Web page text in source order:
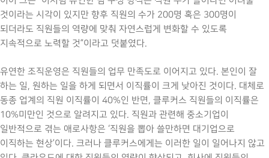
것이라는 시각이 있지만 향후 직원의 수가 200명 혹은 300명이
되더라도 직원들의 역량에 맞춰 자연스럽게 변화할 수 있도록
지속적으로 노력할 것”이라고 덧붙였다.
유연한 조직운영은 직원들의 업무 만족도로 이어지고 있다. 본인이 잘
하는 일, 원하는 일을 하게 되면서 이직률이 크게 낮아진 것이다. 대체로
동종 업계의 직원 이직률이 40%인 반면, 클루커스 직원들의 이직률은
10%미만인 것으로 알려지고 있다. 직원과 관련해 중소기업이
일반적으로 겪는 애로사항은 ‘직원을 뽑아 쓸만하면 대기업으로
이직하는 현상’이다. 크러나 클루커스에게는 이러한 일이 일어나지 않고